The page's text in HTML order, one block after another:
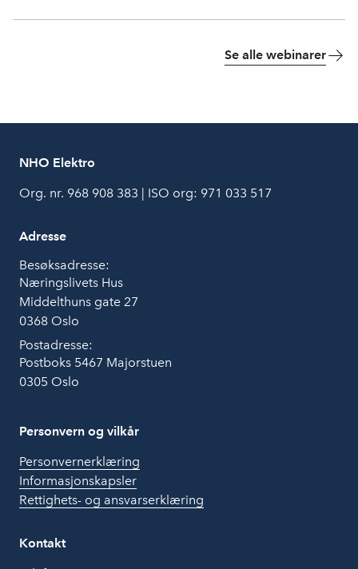
Se alle webinarer
NHO Elektro
Org. nr. 968 908 383 | ISO org: 971 033 517
Adresse
Besøksadresse:
Næringslivets Hus
Middelthuns gate 27
0368 Oslo
Postadresse:
Postboks 5467 Majorstuen
0305 Oslo
Personvern og vilkår
Personvernerklæring
Informasjonskapsler
Rettighets- og ansvarserklæring
Kontakt